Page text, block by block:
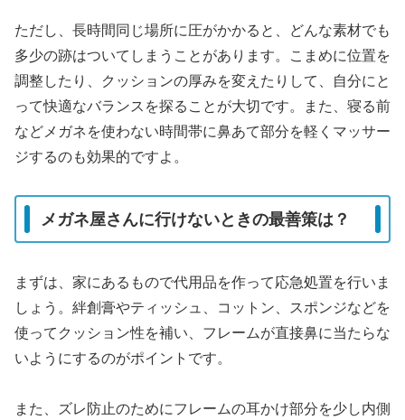
ただし、長時間同じ場所に圧がかかると、どんな素材でも
多少の跡はついてしまうことがあります。こまめに位置を
調整したり、クッションの厚みを変えたりして、自分にと
って快適なバランスを探ることが大切です。また、寝る前
などメガネを使わない時間帯に鼻あて部分を軽くマッサー
ジするのも効果的ですよ。
メガネ屋さんに行けないときの最善策は？
まずは、家にあるもので代用品を作って応急処置を行いま
しょう。絆創膏やティッシュ、コットン、スポンジなどを
使ってクッション性を補い、フレームが直接鼻に当たらな
いようにするのがポイントです。
また、ズレ防止のためにフレームの耳かけ部分を少し内側